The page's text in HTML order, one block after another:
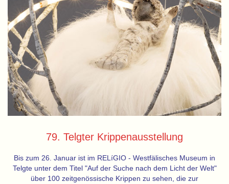
79. Telgter Krippenausstellung
Bis zum 26. Januar ist im RELíGIO - Westfälisches Museum in
Telgte unter dem Titel "Auf der Suche nach dem Licht der Welt"
über 100 zeitgenössische Krippen zu sehen, die zur